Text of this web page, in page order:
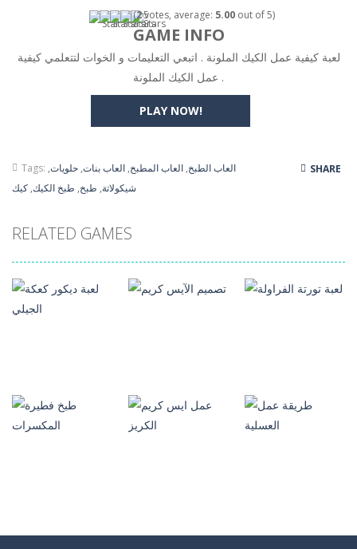
(2votes, average: 5.00out of 5)
PLAY NOW!
GAME INFO
لعبة كيفية عمل الكيك الملونة . اتبعي التعليمات و الخوات لتتعلمي كيفية
عمل الكيك الملونة .
Tags: العاب الطبخ, العاب المطبخ, العاب بنات, حلويات,
شيكولاتة, طبخ, طبخ الكيك, كيك
SHARE
RELATED GAMES
العاب طبخ
لعبة ديكور كعكة
العاب بنات
تصميم الآيس
العاب طبخ
لعبة تورتة